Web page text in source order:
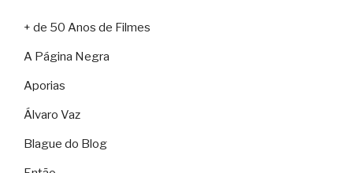
+ de 50 Anos de Filmes
A Página Negra
Aporias
Álvaro Vaz
Blague do Blog